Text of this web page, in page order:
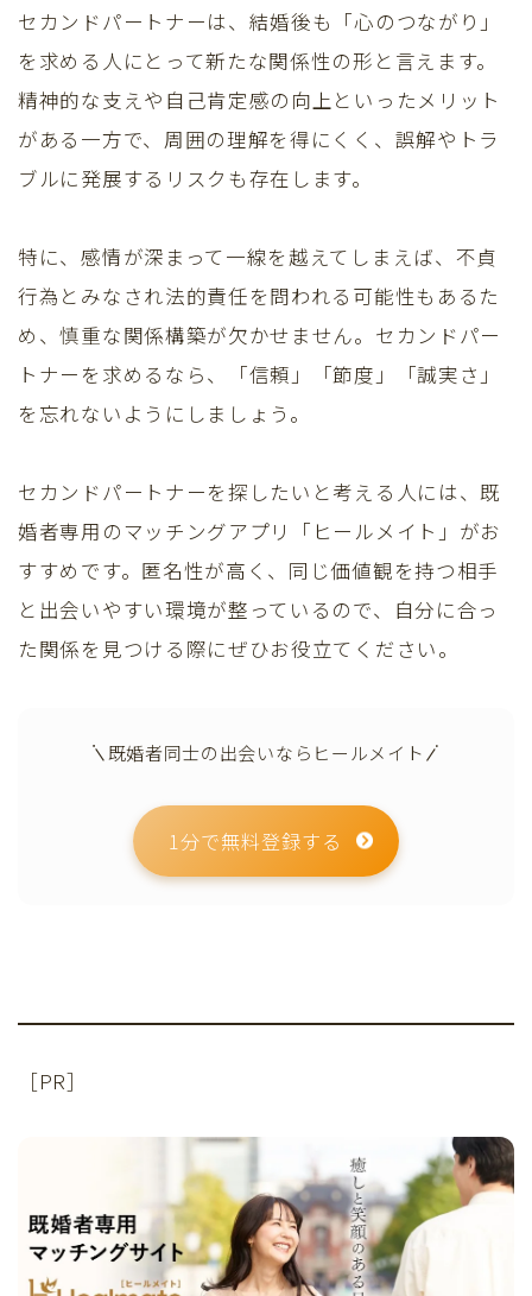
セカンドパートナーは、結婚後も「心のつながり」
を求める人にとって新たな関係性の形と言えます。
精神的な支えや自己肯定感の向上といったメリット
がある一方で、周囲の理解を得にくく、誤解やトラ
ブルに発展するリスクも存在します。
特に、感情が深まって一線を越えてしまえば、不貞
行為とみなされ法的責任を問われる可能性もあるた
め、慎重な関係構築が欠かせません。セカンドパー
トナーを求めるなら、「信頼」「節度」「誠実さ」
を忘れないようにしましょう。
セカンドパートナーを探したいと考える人には、既
婚者専用のマッチングアプリ「ヒールメイト」がお
すすめです。匿名性が高く、同じ価値観を持つ相手
と出会いやすい環境が整っているので、自分に合っ
た関係を見つける際にぜひお役立てください。
既婚者同士の出会いならヒールメイト
1分で無料登録する
［PR］